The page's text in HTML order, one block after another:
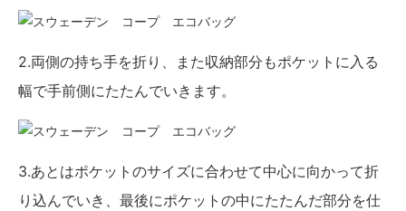
2.両側の持ち手を折り、また収納部分もポケットに入る
幅で手前側にたたんでいきます。
3.あとはポケットのサイズに合わせて中心に向かって折
り込んでいき、最後にポケットの中にたたんだ部分を仕